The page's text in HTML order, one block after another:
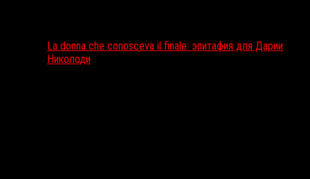
La donna che conosceva il finale: эпитафия для Дарии
Николоди